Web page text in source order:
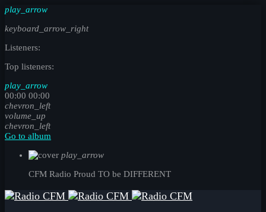
play_arrow
keyboard_arrow_right
Listeners:
Top listeners:
play_arrow
00:00 00:00
chevron_left
volume_up
chevron_left
Go to album
play_arrow
CFM Radio Proud TO be DIFFERENT